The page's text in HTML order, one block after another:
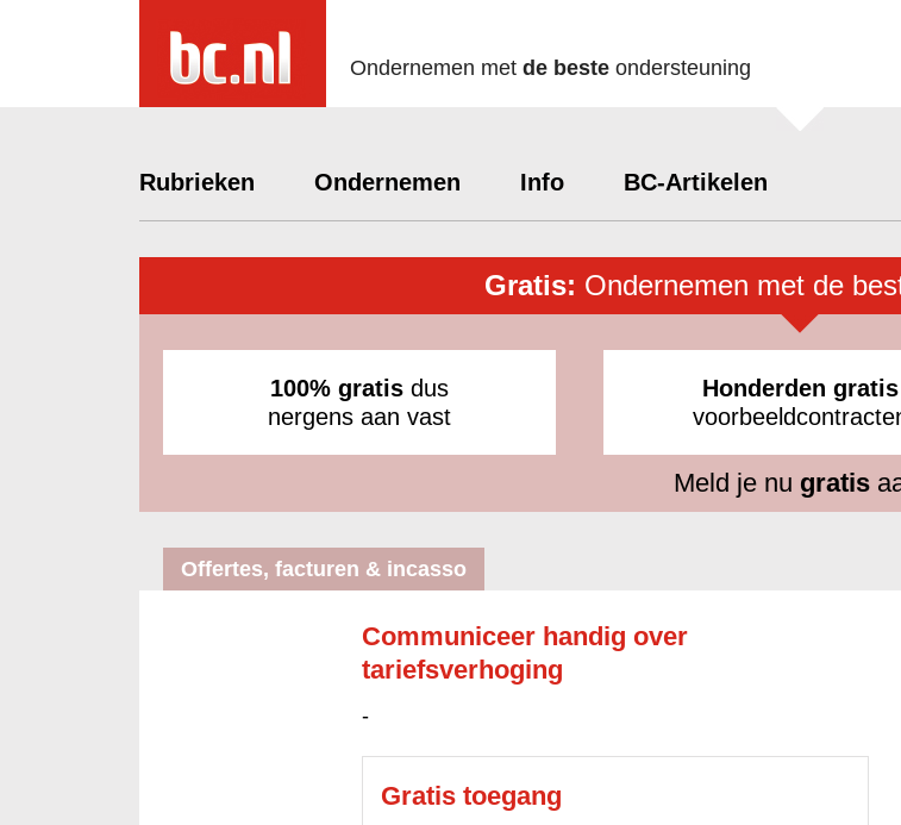
Ondernemen met de beste ondersteuning
Rubrieken Ondernemen Info BC-Artikelen
Gratis: Ondernemen met de
100% gratis dus
nergens aan vast
Honderden gratis
Meld je nu gratis
Offertes, facturen & incasso
Communiceer handig over
tariefsverhoging
-
Gratis toegang